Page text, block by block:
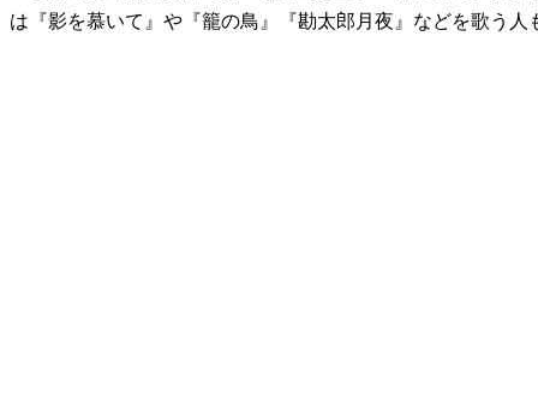
は『影を慕いて』や『籠の鳥』『勘太郎月夜』などを歌う人